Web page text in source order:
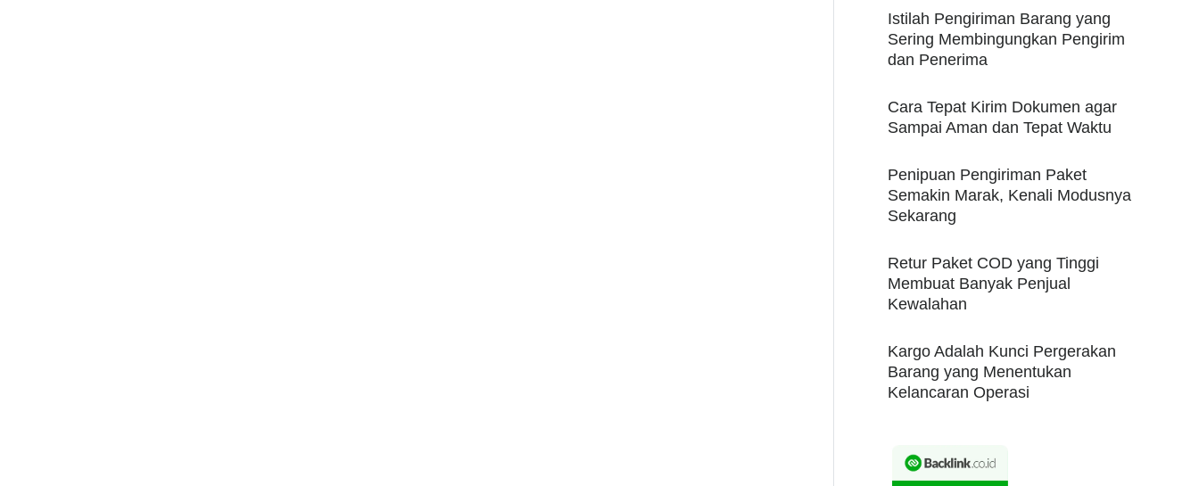
Istilah Pengiriman Barang yang
Sering Membingungkan Pengirim
dan Penerima
Cara Tepat Kirim Dokumen agar
Sampai Aman dan Tepat Waktu
Penipuan Pengiriman Paket
Semakin Marak, Kenali Modusnya
Sekarang
Retur Paket COD yang Tinggi
Membuat Banyak Penjual
Kewalahan
Kargo Adalah Kunci Pergerakan
Barang yang Menentukan
Kelancaran Operasi